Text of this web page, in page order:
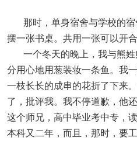
那时，单身宿舍与学校的宿
摆一张书桌。共用一张可以开合
一个冬天的晚上，我与熊姓
分用心地用葱装妆一条鱼。我
一枝长长的成串的花折了下来
了，批评我。我不停道歉，他
这个师兄，高中毕业考中专，
本科又二年，而且，那时，要